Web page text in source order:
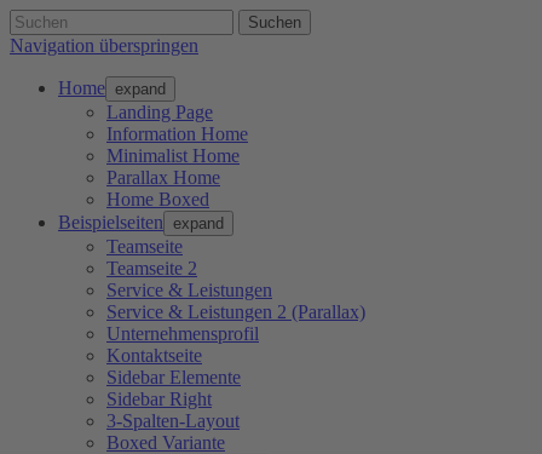
Suchen
Navigation überspringen
Home expand
Landing Page
Information Home
Minimalist Home
Parallax Home
Home Boxed
Beispielseiten expand
Teamseite
Teamseite 2
Service & Leistungen
Service & Leistungen 2 (Parallax)
Unternehmensprofil
Kontaktseite
Sidebar Elemente
Sidebar Right
3-Spalten-Layout
Boxed Variante